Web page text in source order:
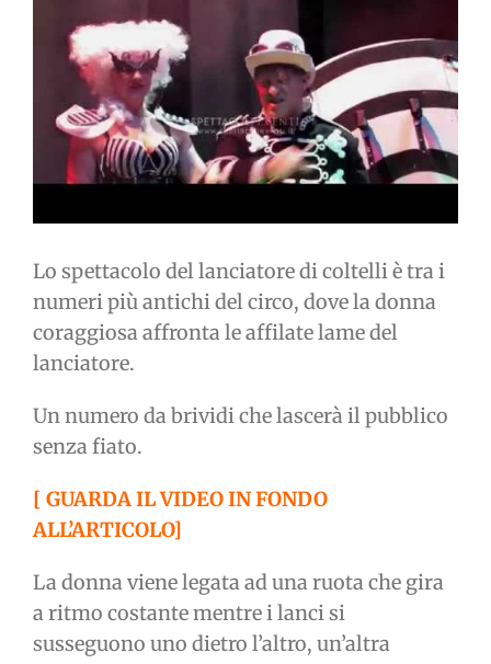
Lo spettacolo del lanciatore di coltelli è tra i
numeri più antichi del circo, dove la donna
coraggiosa affronta le affilate lame del
lanciatore.
Un numero da brividi che lascerà il pubblico
senza fiato.
[ GUARDA IL VIDEO IN FONDO
ALL’ARTICOLO]
La donna viene legata ad una ruota che gira
a ritmo costante mentre i lanci si
susseguono uno dietro l’altro, un’altra